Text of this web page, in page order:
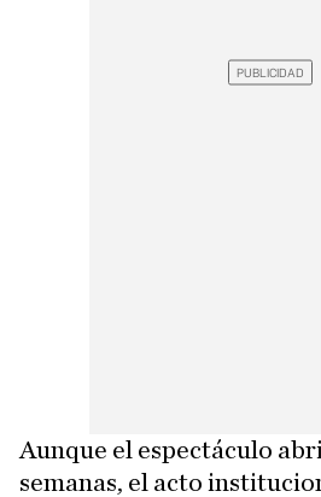
Aunque el espectáculo
semanas, el acto